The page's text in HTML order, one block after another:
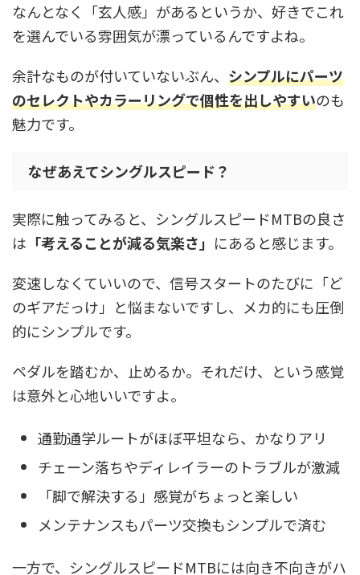
なんとなく「玄人感」があるというか、好きでこれ
を選んでいる雰囲気が漂っているんですよね。
余計なものが付いていないぶん、 シンプルにパーツ
のセレクトやカラーリングで個性を出しやすいのも
魅力です。
なぜあえてシングルスピード？
実際に触ってみると、シングルスピードMTBの良さ
は 「考えることが減る気楽さ」 にあると感じます。
変速しなくていいので、信号スタートのたびに「ど
のギアだっけ」と悩まないですし、メカ的にも圧倒
的にシンプルです。
ペダルを踏むか、止めるか。それだけ、という感覚
は意外と心地いいですよ。
通勤通学ルートがほぼ平坦なら、かなりアリ
チェーン落ちやディレイラーのトラブルが激減
「脚で解決する」感覚がちょっと楽しい
メンテナンスもパーツ交換もシンプルで済む
一方で、シングルスピードMTBには向き不向きがハ